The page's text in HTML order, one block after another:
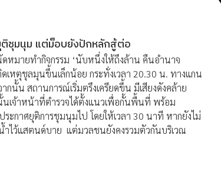
ติชุมนุม แต่ม็อบยังปักหลักสู้ต่อ
หมายทำกิจกรรม ‘นับหนึ่งให้ถึงล้าน คืนอำนาจ
หตุชุลมุนขึ้นเล็กน้อย กระทั่งเวลา 20.30 น. ทางแกน
นั้น สถานการณ์เริ่มตรึงเครียดขึ้น มีเสียงดังคล้าย
นเจ้าหน้าที่ตำรวจได้ตั้งแนวเพื่อกั้นพื้นที่ พร้อม
กาศยุติการชุมนุมไป โดยให้เวลา 30 นาที หากยังไม่
ไว้แสตนด์บาย แต่มวลชนยังคงรวมตัวกันบริเวณ